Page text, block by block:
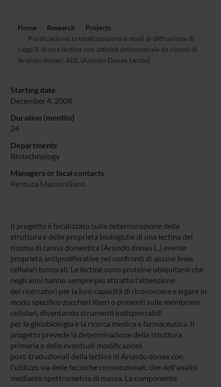
Home Research
Projects
Purificazione, cristallizzazione e studi di diffrazione di
raggi X di una lectina con attività antitumorale da rizomi di
Arundo donax: ADL (Arundo Donax Lectin)
Starting date
December 4, 2008
Duration (months)
24
Departments
Biotechnology
Managers or local contacts
Perduca Massimiliano
Il progetto è focalizzato sulla determinazione della
struttura e delle proprietà biologiche di una lectina del
rizoma di canna domestica (Arundo donax L.) avente
proprietà antiproliferative nei confronti di alcune linee
cellulari tumorali. Le lectine sono proteine ubiquitarie che
negli anni hanno sempre più attratto l'attenzione
dei ricercatori per la loro capacità di riconoscere e legare in
modo specifico zuccheri liberi o presenti sulle membrane
cellulari, diventando strumenti indispensabili
per la glicobiologia e la ricerca medica e farmaceutica. Il
progetto prevede la determinazione della struttura
primaria e delle eventuali modificazioni
post-traduzionali della lectina di Arundo donax con
l'utilizzo sia delle tecniche convenzionali, che dell'analisi
mediante spettrometria di massa. La componente